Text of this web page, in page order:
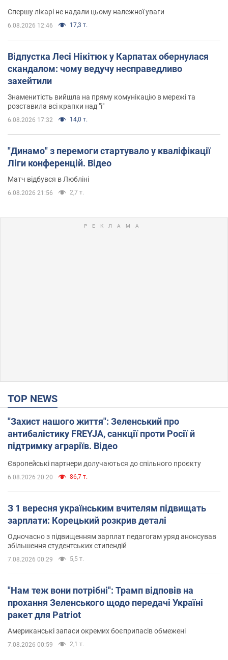
Спершу лікарі не надали цьому належної уваги
6.08.2026 12:46 17,3 т.
Відпустка Лесі Нікітюк у Карпатах обернулася
скандалом: чому ведучу несправедливо
захейтили
Знаменитість вийшла на пряму комунікацію в мережі та
розставила всі крапки над "і"
6.08.2026 17:32 14,0 т.
"Динамо" з перемоги стартувало у кваліфікації
Ліги конференцій. Відео
Матч відбувся в Любліні
6.08.2026 21:56 2,7 т.
TOP NEWS
"Захист нашого життя": Зеленський про
антибалістику FREYJA, санкції проти Росії й
підтримку аграріїв. Відео
Європейські партнери долучаються до спільного проєкту
6.08.2026 20:20 86,7 т.
З 1 вересня українським вчителям підвищать
зарплати: Корецький розкрив деталі
Одночасно з підвищенням зарплат педагогам уряд анонсував
збільшення студентських стипендій
7.08.2026 00:29 5,5 т.
"Нам теж вони потрібні": Трамп відповів на
прохання Зеленського щодо передачі Україні
ракет для Patriot
Американські запаси окремих боєприпасів обмежені
7.08.2026 00:59 2,1 т.